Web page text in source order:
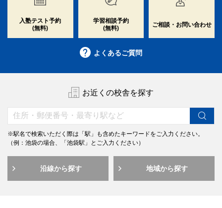
入塾テスト予約
(無料)
学習相談予約
(無料)
ご相談・お問い合わせ
よくあるご質問
お近くの校舎を探す
※駅名で検索いただく際は「駅」も含めたキーワードをご入力ください。
（例：池袋の場合、「池袋駅」とご入力ください）
沿線から探す 地域から探す